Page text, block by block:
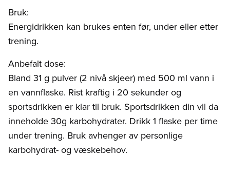
Bruk:
Energidrikken kan brukes enten før, under eller etter
trening.
Anbefalt dose:
Bland 31 g pulver (2 nivå skjeer) med 500 ml vann i
en vannflaske. Rist kraftig i 20 sekunder og
sportsdrikken er klar til bruk. Sportsdrikken din vil da
inneholde 30g karbohydrater. Drikk 1 flaske per time
under trening. Bruk avhenger av personlige
karbohydrat- og væskebehov.